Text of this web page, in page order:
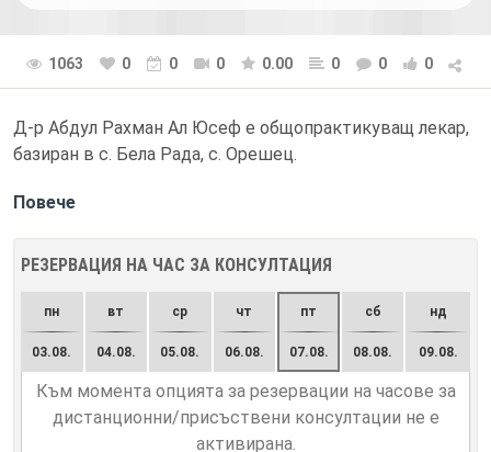
1063 0 0 0 0.00 0 0 0
Д-р Абдул Рахман Ал Юсеф е общопрактикуващ лекар,
базиран в с. Бела Рада, с. Орешец.
Повече
РЕЗЕРВАЦИЯ НА ЧАС ЗА КОНСУЛТАЦИЯ
пн
03.08.
вт
04.08.
ср
05.08.
чт
06.08.
пт
07.08.
сб
08.08.
нд
09.08.
Към момента опцията за резервации на часове за
дистанционни/присъствени консултации не е
активирана.